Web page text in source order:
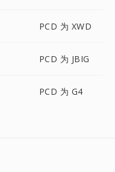
PCD 为 XWD
PCD 为 JBIG
PCD 为 G4